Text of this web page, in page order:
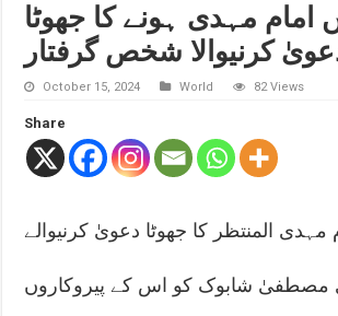
امام مہدی ہونے کا جھوٹا
کرنیوالا شخص گرفتار
October 15, 2024 World 82 Views
Share
مہدی المنتظر کا جھوٹا دعویٰ کرنیوالے
شابوک کو اس کے پیروکاروں